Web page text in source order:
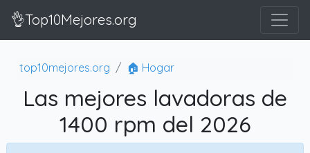
👌Top10Mejores.org
top10mejores.org 🏠 Hogar
Las mejores lavadoras de
1400 rpm del 2026